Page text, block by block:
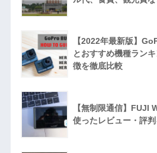
【2022年最新版】
とおすすめ機種ラン
徴を徹底比較
【無制限通信】FUJI
使ったレビュー・評